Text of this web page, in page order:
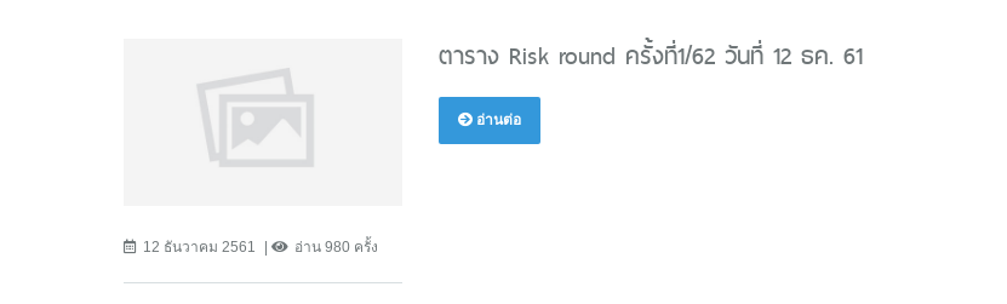
12 ธันวาคม 2561 อ่าน 980 ครั้ง
ตาราง Risk round ครั้งที่1/62 วันที่ 12 ธค. 61
อ่านต่อ